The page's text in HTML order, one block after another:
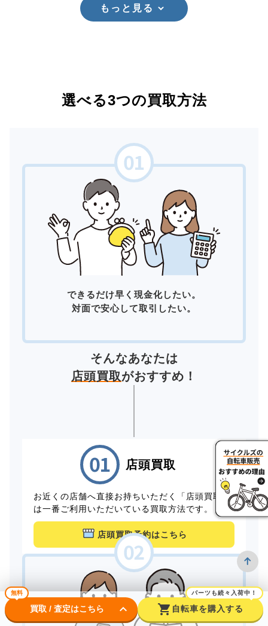
もっと見る
選べる3つの買取方法
できるだけ早く現金化したい。
対面で安心して取引したい。
そんなあなたは
店頭買取がおすすめ！
店頭買取
お近くの店舗へ直接お持ちいただく「店頭買取」
は一番ご利用いただいている買取方法です。
店頭買取予約はこちら
無料
買取 / 査定はこちら keyboard_arrow_down shopping_cart
パーツも続々入荷中！
自転車を購入する